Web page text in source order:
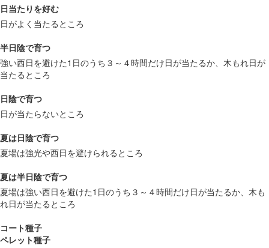
日当たりを好む
日がよく当たるところ
半日陰で育つ
強い西日を避けた1日のうち３～４時間だけ日が当たるか、木もれ日が
当たるところ
日陰で育つ
日が当たらないところ
夏は日陰で育つ
夏場は強光や西日を避けられるところ
夏は半日陰で育つ
夏場は強い西日を避けた1日のうち３～４時間だけ日が当たるか、木も
れ日が当たるところ
コート種子
ペレット種子